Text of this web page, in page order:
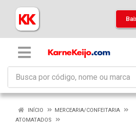
INÍCIO
MERCEARIA/CONFEITARIA
ATOMATADOS